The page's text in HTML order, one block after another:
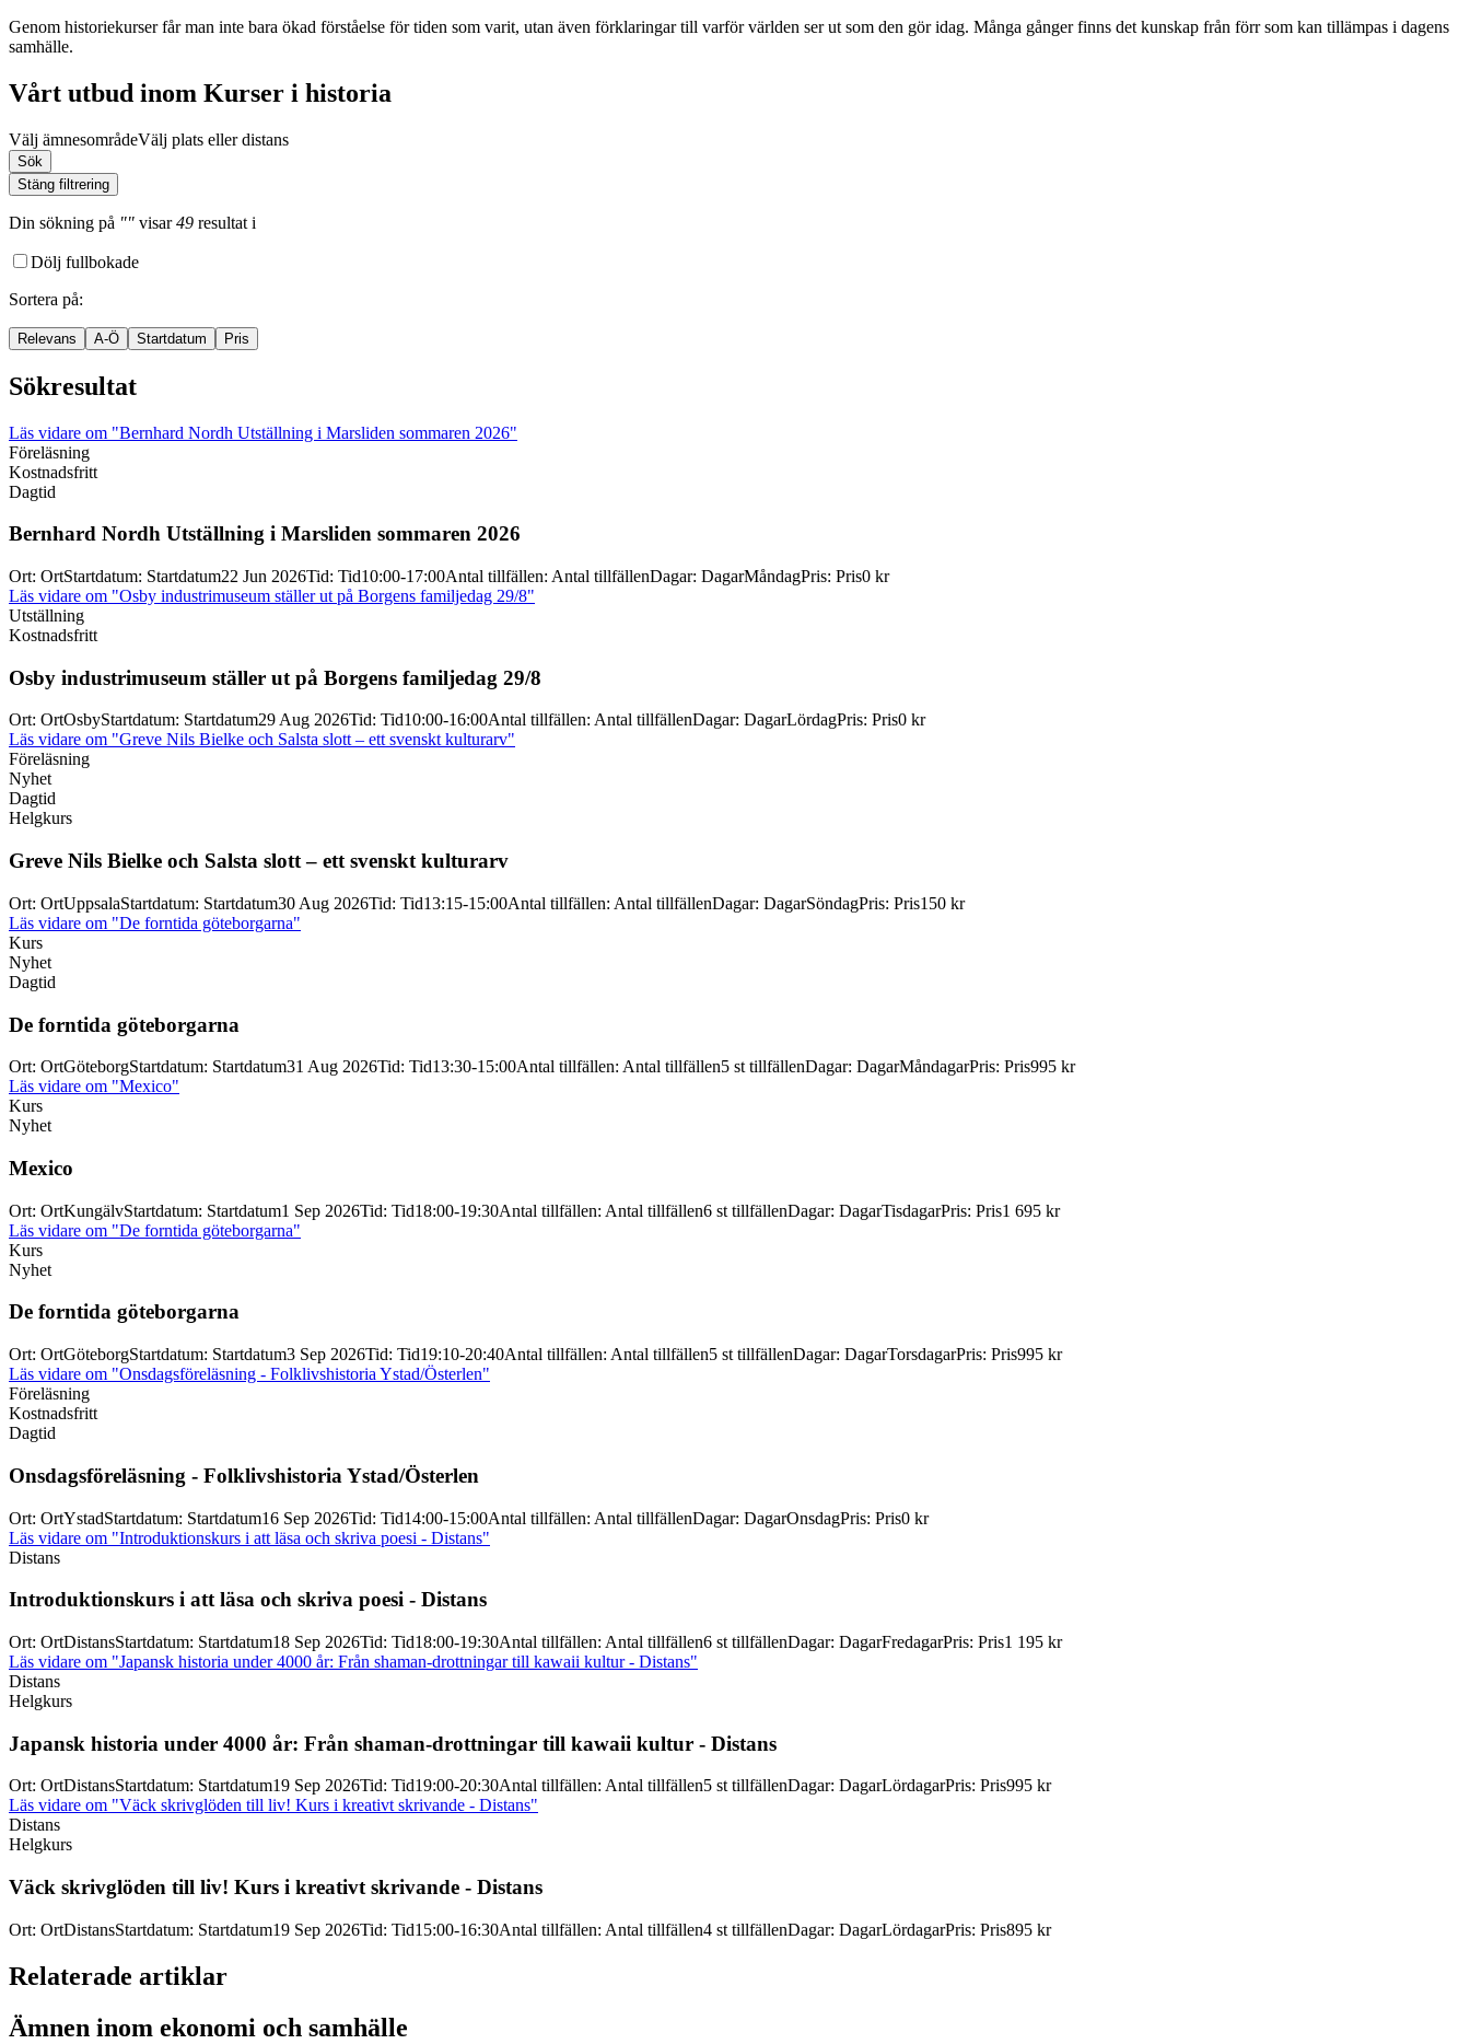
Genom historiekurser får man inte bara ökad förståelse för tiden som varit, utan även förklaringar till varför världen ser ut som den gör idag. Många gånger finns det kunskap från förr som kan tillämpas i dagens
samhälle.
Vårt utbud inom Kurser i historia
Välj ämnesområdeVälj plats eller distans
Sök
Stäng filtrering
Din sökning på "" visar49 resultat i
Dölj fullbokade
Sortera på:
Relevans A-Ö Startdatum Pris
Sökresultat
Läs vidare om "Bernhard Nordh Utställning i Marsliden sommaren 2026"
Föreläsning
Kostnadsfritt
Dagtid
Bernhard Nordh Utställning i Marsliden sommaren 2026
Ort: OrtStartdatum: Startdatum22 Jun 2026Tid: Tid10:00-17:00Antal tillfällen: Antal tillfällenDagar: DagarMåndagPris: Pris0 kr
Läs vidare om "Osby industrimuseum ställer ut på Borgens familjedag 29/8"
Utställning
Kostnadsfritt
Osby industrimuseum ställer ut på Borgens familjedag 29/8
Ort: OrtOsbyStartdatum: Startdatum29 Aug 2026Tid: Tid10:00-16:00Antal tillfällen: Antal tillfällenDagar: DagarLördagPris: Pris0 kr
Läs vidare om "Greve Nils Bielke och Salsta slott – ett svenskt kulturarv"
Föreläsning
Nyhet
Dagtid
Helgkurs
Greve Nils Bielke och Salsta slott – ett svenskt kulturarv
Ort: OrtUppsalaStartdatum: Startdatum30 Aug 2026Tid: Tid13:15-15:00Antal tillfällen: Antal tillfällenDagar: DagarSöndagPris: Pris150 kr
Läs vidare om "De forntida göteborgarna"
Kurs
Nyhet
Dagtid
De forntida göteborgarna
Ort: OrtGöteborgStartdatum: Startdatum31 Aug 2026Tid: Tid13:30-15:00Antal tillfällen: Antal tillfällen5 st tillfällenDagar: DagarMåndagarPris: Pris995 kr
Läs vidare om "Mexico"
Kurs
Nyhet
Mexico
Ort: OrtKungälvStartdatum: Startdatum1 Sep 2026Tid: Tid18:00-19:30Antal tillfällen: Antal tillfällen6 st tillfällenDagar: DagarTisdagarPris: Pris1 695 kr
Läs vidare om "De forntida göteborgarna"
Kurs
Nyhet
De forntida göteborgarna
Ort: OrtGöteborgStartdatum: Startdatum3 Sep 2026Tid: Tid19:10-20:40Antal tillfällen: Antal tillfällen5 st tillfällenDagar: DagarTorsdagarPris: Pris995 kr
Läs vidare om "Onsdagsföreläsning - Folklivshistoria Ystad/Österlen"
Föreläsning
Kostnadsfritt
Dagtid
Onsdagsföreläsning - Folklivshistoria Ystad/Österlen
Ort: OrtYstadStartdatum: Startdatum16 Sep 2026Tid: Tid14:00-15:00Antal tillfällen: Antal tillfällenDagar: DagarOnsdagPris: Pris0 kr
Läs vidare om "Introduktionskurs i att läsa och skriva poesi - Distans"
Distans
Introduktionskurs i att läsa och skriva poesi - Distans
Ort: OrtDistansStartdatum: Startdatum18 Sep 2026Tid: Tid18:00-19:30Antal tillfällen: Antal tillfällen6 st tillfällenDagar: DagarFredagarPris: Pris1 195 kr
Läs vidare om "Japansk historia under 4000 år: Från shaman-drottningar till kawaii kultur - Distans"
Distans
Helgkurs
Japansk historia under 4000 år: Från shaman-drottningar till kawaii kultur - Distans
Ort: OrtDistansStartdatum: Startdatum19 Sep 2026Tid: Tid19:00-20:30Antal tillfällen: Antal tillfällen5 st tillfällenDagar: DagarLördagarPris: Pris995 kr
Läs vidare om "Väck skrivglöden till liv! Kurs i kreativt skrivande - Distans"
Distans
Helgkurs
Väck skrivglöden till liv! Kurs i kreativt skrivande - Distans
Ort: OrtDistansStartdatum: Startdatum19 Sep 2026Tid: Tid15:00-16:30Antal tillfällen: Antal tillfällen4 st tillfällenDagar: DagarLördagarPris: Pris895 kr
Relaterade artiklar
Ämnen inom ekonomi och samhälle